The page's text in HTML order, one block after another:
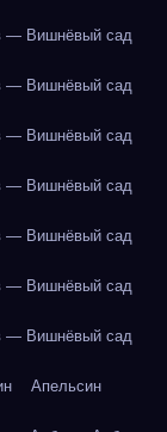
— Вишнёвый сад
— Вишнёвый сад
— Вишнёвый сад
— Вишнёвый сад
— Вишнёвый сад
— Вишнёвый сад
— Вишнёвый сад
Апельсин